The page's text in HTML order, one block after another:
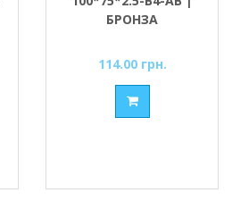
БРОНЗА
114.00 грн.